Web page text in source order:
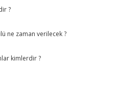
?
ne zaman verilecek ?
kimlerdir ?